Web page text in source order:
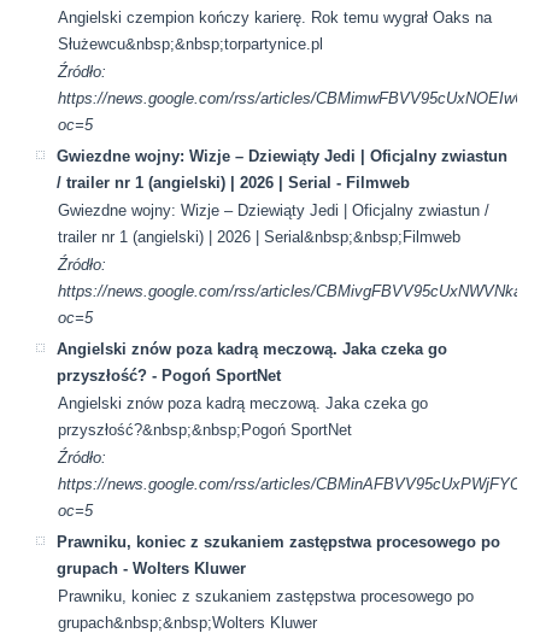
Angielski czempion kończy karierę. Rok temu wygrał Oaks na
Służewcu&nbsp;&nbsp;torpartynice.pl
Źródło:
https://news.google.com/rss/articles/
oc=5
Gwiezdne wojny: Wizje – Dziewiąty Jedi | Oficjalny zwiastun
/ trailer nr 1 (angielski) | 2026 | Serial - Filmweb
Gwiezdne wojny: Wizje – Dziewiąty Jedi | Oficjalny zwiastun /
trailer nr 1 (angielski) | 2026 | Serial&nbsp;&nbsp;Filmweb
Źródło:
https://news.google.com/rss/articles/
oc=5
Angielski znów poza kadrą meczową. Jaka czeka go
przyszłość? - Pogoń SportNet
Angielski znów poza kadrą meczową. Jaka czeka go
przyszłość?&nbsp;&nbsp;Pogoń SportNet
Źródło:
https://news.google.com/rss/articles/
oc=5
Prawniku, koniec z szukaniem zastępstwa procesowego po
grupach - Wolters Kluwer
Prawniku, koniec z szukaniem zastępstwa procesowego po
grupach&nbsp;&nbsp;Wolters Kluwer